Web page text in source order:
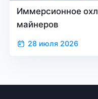
Иммерсионное
майнеров
28 июля 2026